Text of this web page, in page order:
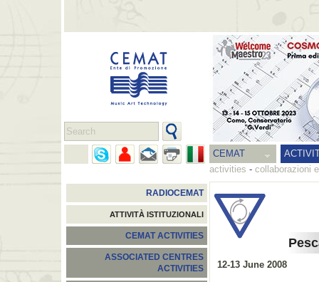
CEMAT
activities - collaborazioni
RADIOCEMAT
ATTIVITÀ ISTITUZIONALI
CEMAT ACTIVITIES
ASSOCIATED CENTRES
ACTIVITIES
12-13 June 2008